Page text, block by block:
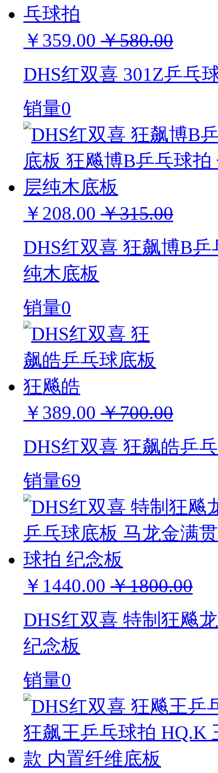
￥359.00 ￥580.00
DHS红双喜 301Z乒乓
销量0
￥208.00 ￥315.00
DHS红双喜 狂飙博B
纯木底板
销量0
￥389.00 ￥700.00
DHS红双喜 狂飙皓乒
销量69
￥1440.00 ￥1800.00
DHS红双喜 特制狂飚
纪念板
销量0